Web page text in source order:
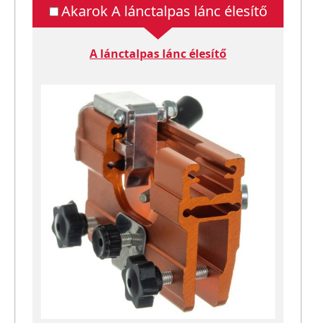
Akarok A lánctalpas lánc élesítő
A lánctalpas lánc élesítő